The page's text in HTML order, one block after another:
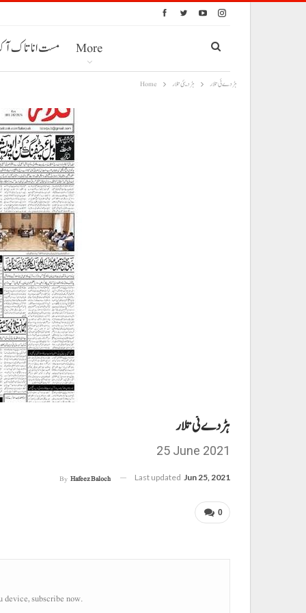
مست انا تاک More
Home ہڑدیئی تلار ہڑدے ئی تلار
ہڑدے ئی تلار
25 June 2021
By Hafeez Baloch Last updated Jun 25, 2021
0
subscribe now.